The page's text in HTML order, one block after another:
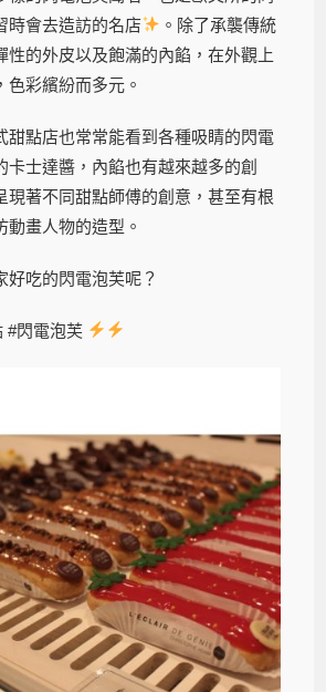
時會去造訪的名店
。除了承襲傳統
性的外皮以及飽滿的內餡，在外觀上
色彩繽紛而多元。
甜點店也常常能看到各種吸睛的閃電
卡士達醬，內餡也有越來越多的創
現著不同甜點師傅的創意，甚至有根
動畫人物的造型。
好吃的閃電泡芙呢？
#閃電泡芙